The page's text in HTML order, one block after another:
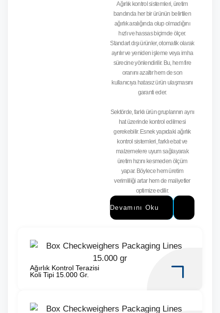
Ağırlık kontrol sistemleri, üretim
bandında her bir ürünün belirtilen
ağırlık aralığında olup olmadığını
hızlı ve hassas biçimde ölçer.
Standart dışı ürünler, otomatik olarak
ayrılır ve yeniden işleme veya imha
sürecine yönlendirilir. Bu, hem fire
oranını azaltır hem de son
kullanıcıya hatasız ürün ulaşmasını
garanti eder.
Sektörde, farklı ürün gruplarının aynı
hat üzerinde kontrol edilmesi
gerekebilir. Esnek yapıdaki ağırlık
kontrol sistemleri, farklı ebat ve
malzemelere uyum sağlayarak
üretim hızını kesmeden ölçüm
yapar. Böylece hem üretim
verimliliği artar hem de maliyetler
optimize edilir.
Devamını Oku
Ağırlık Kontrol Terazisi
Koli Tipi 15.000 Gr.